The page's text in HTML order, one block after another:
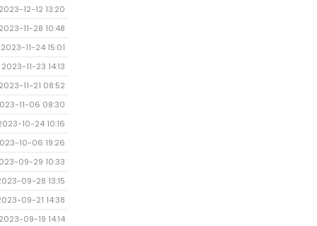
2023-12-12 13:20
2023-11-28 10:48
2023-11-24 15:01
2023-11-23 14:13
2023-11-21 08:52
11-06 08:30
10-24 10:16
10-06 19:26
09-29 10:33
09-28 13:15
09-21 14:38
2023-09-19 14:14